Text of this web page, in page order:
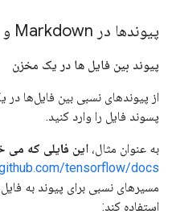
پیوندها در Markdown و نوت بوک ها
پیوند بین فایل ها در یک مخزن
پسوند فایل را وارد کنید.
به عنوان مثال، این فایلی که می
tensorflow/docs
مسیرهای نسبی برای پیوند به
استفاده کند: